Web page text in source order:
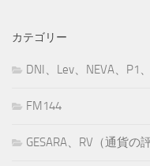
カテゴリー
DNI、Lev、NEVA、P1
FM144
GESARA、RV（通貨の